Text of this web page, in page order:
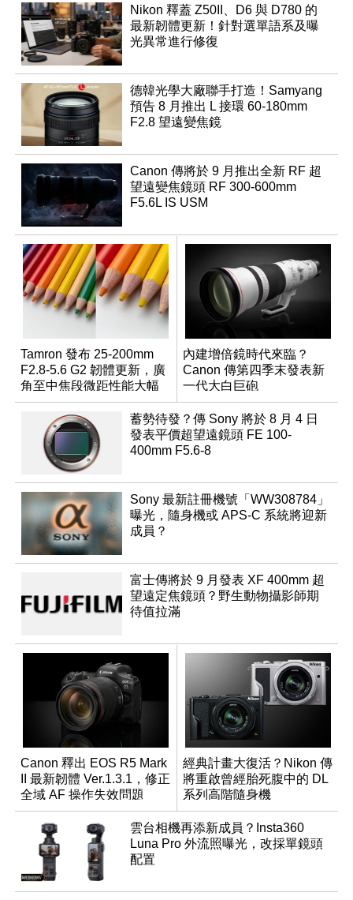
Nikon 釋蓋 Z50II、D6 與 D780 的
最新韌體更新！針對選單語系及曝
光異常進行修復
德韓光學大廠聯手打造！Samyang
預告 8 月推出 L 接環 60-180mm
F2.8 望遠變焦鏡
Canon 傳將於 9 月推出全新 RF 超
望遠變焦鏡頭 RF 300-600mm
F5.6L IS USM
Tamron 發布 25-200mm
F2.8-5.6 G2 韌體更新，廣
角至中焦段微距性能大幅
升級
內建增倍鏡時代來臨？
Canon 傳第四季末發表新
一代大白巨砲
蓄勢待發？傳 Sony 將於 8 月 4 日
發表平價超望遠鏡頭 FE 100-
400mm F5.6-8
Sony 最新註冊機號「WW308784」
曝光，隨身機或 APS-C 系統將迎新
成員？
富士傳將於 9 月發表 XF 400mm 超
望遠定焦鏡頭？野生動物攝影師期
待值拉滿
Canon 釋出 EOS R5 Mark
II 最新韌體 Ver.1.3.1，修正
全域 AF 操作失效問題
經典計畫大復活？Nikon 傳
將重啟曾經胎死腹中的 DL
系列高階隨身機
雲台相機再添新成員？Insta360
Luna Pro 外流照曝光，改採單鏡頭
配置